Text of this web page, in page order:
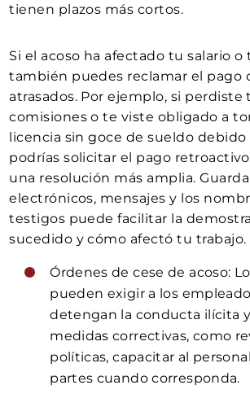
tienen plazos más cortos.
Si el acoso ha afectado tu salario o
también puedes reclamar el pago
atrasados. Por ejemplo, si perdiste
comisiones o te viste obligado a
licencia sin goce de sueldo debido
podrías solicitar el pago
una resolución más amplia.
electrónicos, mensajes y los
testigos puede facilitar la
sucedido y cómo afectó tu trabajo.
Órdenes de cese de acoso:
pueden exigir a los
detengan la conducta ilícita
medidas correctivas, como
políticas, capacitar al
partes cuando corresponda.